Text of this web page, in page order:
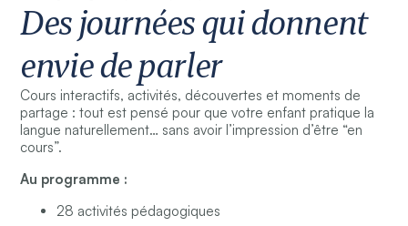
Des journées qui donnent
envie de parler
Cours interactifs, activités, découvertes et moments de
partage : tout est pensé pour que votre enfant pratique la
langue naturellement… sans avoir l’impression d’être “en
cours”.
Au programme :
28 activités pédagogiques